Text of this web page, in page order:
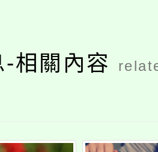
相關內容